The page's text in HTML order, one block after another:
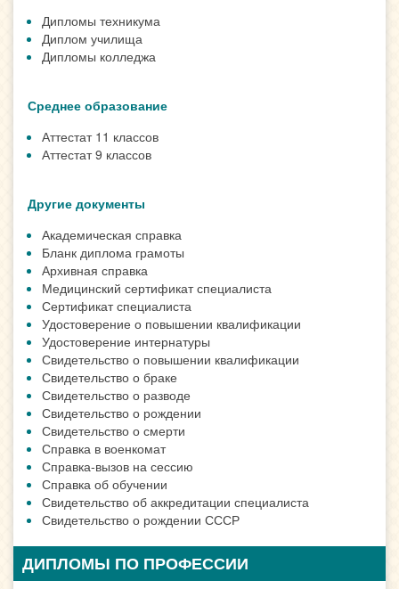
Дипломы техникума
Диплом училища
Дипломы колледжа
Среднее образование
Аттестат 11 классов
Аттестат 9 классов
Другие документы
Академическая справка
Бланк диплома грамоты
Архивная справка
Медицинский сертификат специалиста
Сертификат специалиста
Удостоверение о повышении квалификации
Удостоверение интернатуры
Свидетельство о повышении квалификации
Свидетельство о браке
Свидетельство о разводе
Свидетельство о рождении
Свидетельство о смерти
Справка в военкомат
Справка-вызов на сессию
Справка об обучении
Свидетельство об аккредитации специалиста
Свидетельство о рождении СССР
ДИПЛОМЫ ПО ПРОФЕССИИ